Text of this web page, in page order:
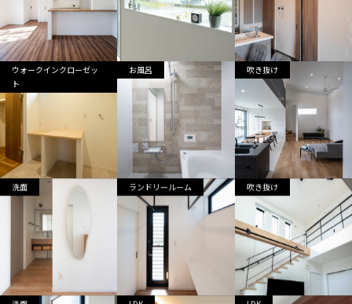
ウォークインクローゼッ
ト
お風呂 吹き抜け
洗面 ランドリールーム 吹き抜け